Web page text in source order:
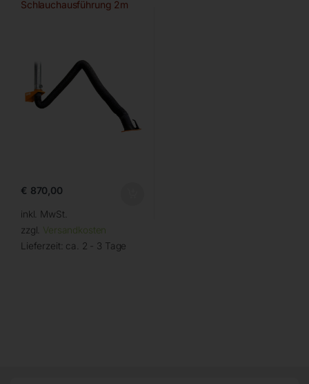
Schlauchausführung 2m
€ 870,00
inkl. MwSt.
zzgl. Versandkosten
Lieferzeit: ca. 2 - 3 Tage